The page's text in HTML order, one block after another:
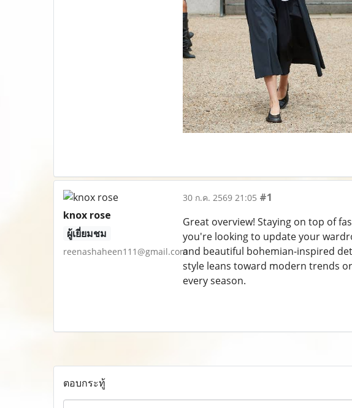
knox rose
ผู้เยี่ยมชม
reenashaheen111@gmail.com
30 ก.ค. 2569 21:05 #1
Great overview! Staying on top of
you're looking to update your
and beautiful bohemian-inspired
style leans toward modern trends
every season.
ตอบกระทู้